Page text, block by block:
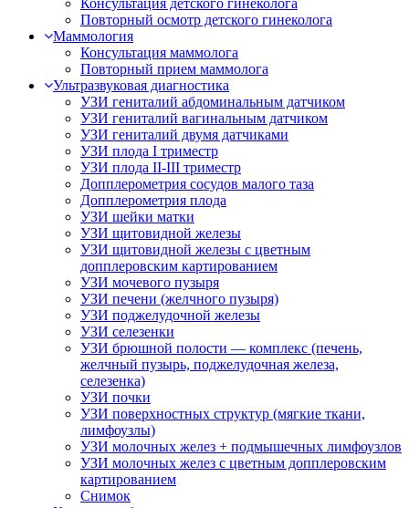
Повторный осмотр детского гинеколога
Маммология
Консультация маммолога
Повторный прием маммолога
Ультразвуковая диагностика
УЗИ гениталий абдоминальным датчиком
УЗИ гениталий вагинальным датчиком
УЗИ гениталий двумя датчиками
УЗИ плода I триместр
УЗИ плода II-III триместр
Допплерометрия сосудов малого таза
Допплерометрия плода
УЗИ шейки матки
УЗИ щитовидной железы
УЗИ щитовидной железы с цветным
допплеровским картированием
УЗИ мочевого пузыря
УЗИ печени (желчного пузыря)
УЗИ поджелудочной железы
УЗИ селезенки
УЗИ брюшной полости — комплекс (печень,
желчный пузырь, поджелудочная железа,
селезенка)
УЗИ почки
УЗИ поверхностных структур (мягкие ткани,
лимфоузлы)
УЗИ молочных желез + подмышечных лимфоузлов
УЗИ молочных желез с цветным допплеровским
картированием
Снимок